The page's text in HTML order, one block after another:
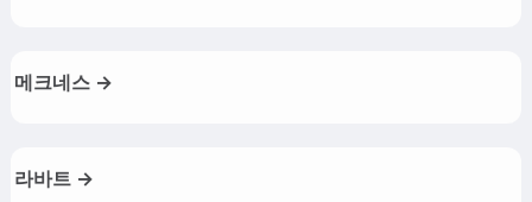
메크네스 →
라바트 →